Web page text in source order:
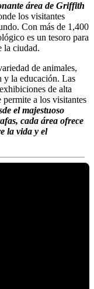
área de Griffith
los visitantes
Con más de 1,400
es un tesoro para
la ciudad.
de animales,
y la educación. Las
de alta
permite a los visitantes
el majestuoso
cada área ofrece
la vida y el